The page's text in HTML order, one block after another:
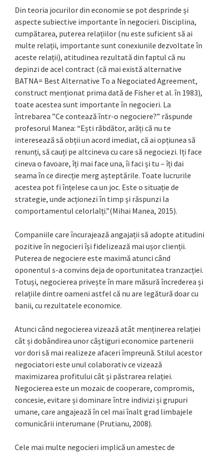
Din teoria jocurilor din economie se pot desprinde și
aspecte subiective importante în negocieri. Disciplina,
cumpătarea, puterea relațiilor (nu este suficient să ai
multe relații, importante sunt conexiunile dezvoltate în
aceste relații), atitudinea rezultată din faptul că nu
depinzi de acel contract (că mai există alternative
BATNA= Best Alternative To a Negociated Agreement,
construct menționat prima dată de Fisher et al. în 1983),
toate acestea sunt importante în negocieri. La
întrebarea ”Ce contează într-o negociere?” răspunde
profesorul Manea: “Ești răbdător, arăți că nu te
interesează să obții un acord imediat, că ai opțiunea să
renunți, să cauți pe altcineva cu care să negociezi. Iți face
cineva o favoare, îți mai face una, îi faci și tu – îți dai
seama în ce direcție merg așteptările. Toate lucrurile
acestea pot fi înțelese ca un joc. Este o situație de
strategie, unde acționezi în timp și răspunzi la
comportamentul celorlalți.”(Mihai Manea, 2015).
Companiile care încurajează angajații să adopte atitudini
pozitive în negocieri își fidelizează mai ușor clienții.
Puterea de negociere este maximă atunci când
oponentul s-a convins deja de oportunitatea tranzacției.
Totuși, negocierea privește în mare măsură încrederea și
relațiile dintre oameni astfel că nu are legătură doar cu
banii, cu rezultatele economice.
Atunci când negocierea vizează atât menținerea relației
cât și dobândirea unor câștiguri economice partenerii
vor dori să mai realizeze afaceri împreună. Stilul acestor
negociatori este unul colaborativ ce vizează
maximizarea profitului cât și păstrarea relației.
Negocierea este un mozaic de cooperare, compromis,
concesie, evitare și dominare între indivizi și grupuri
umane, care angajează în cel mai înalt grad limbajele
comunicării interumane (Prutianu, 2008).
Cele mai multe negocieri implică un amestec de